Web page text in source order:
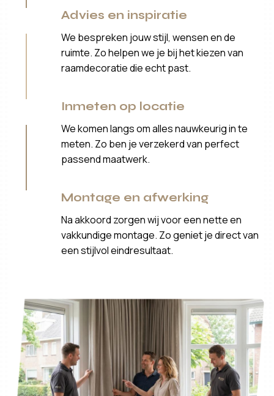
Advies en inspiratie
We bespreken jouw stijl, wensen en de
ruimte. Zo helpen we je bij het kiezen van
raamdecoratie die echt past.
Inmeten op locatie
We komen langs om alles nauwkeurig in te
meten. Zo ben je verzekerd van perfect
passend maatwerk.
Montage en afwerking
Na akkoord zorgen wij voor een nette en
vakkundige montage. Zo geniet je direct van
een stijlvol eindresultaat.